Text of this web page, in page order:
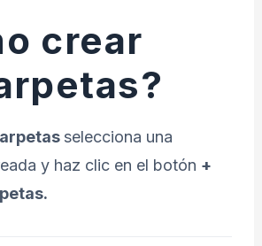
crear
selecciona una
y haz clic en el botón +